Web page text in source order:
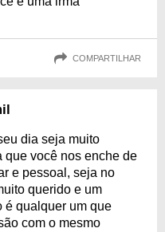
COMPARTILHAR
dia seja muito
que você nos enche de
e pessoal, seja no
querido e um
é qualquer um que
com o mesmo